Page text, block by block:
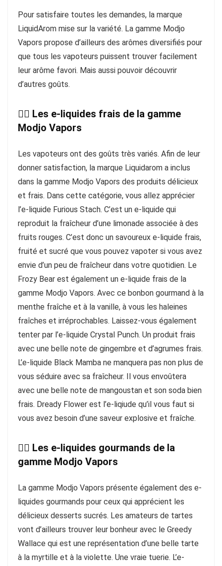
Pour satisfaire toutes les demandes, la marque
LiquidArom mise sur la variété. La gamme Modjo
Vapors propose d’ailleurs des arômes diversifiés pour
que tous les vapoteurs puissent trouver facilement
leur arôme favori. Mais aussi pouvoir découvrir
d’autres goûts.
👉🏻 Les e-liquides frais de la gamme
Modjo Vapors
Les vapoteurs ont des goûts très variés. Afin de leur
donner satisfaction, la marque Liquidarom a inclus
dans la gamme Modjo Vapors des produits délicieux
et frais. Dans cette catégorie, vous allez apprécier
l’e-liquide Furious Stach. C’est un e-liquide qui
reproduit la fraîcheur d’une limonade associée à des
fruits rouges. C’est donc un savoureux e-liquide frais,
fruité et sucré que vous pouvez vapoter si vous avez
envie d’un peu de fraîcheur dans votre quotidien. Le
Frozy Bear est également un e-liquide frais de la
gamme Modjo Vapors. Avec ce bonbon gourmand à la
menthe fraîche et à la vanille, à vous les haleines
fraîches et irréprochables. Laissez-vous également
tenter par l’e-liquide Crystal Punch. Un produit frais
avec une belle note de gingembre et d’agrumes frais.
L’e-liquide Black Mamba ne manquera pas non plus de
vous séduire avec sa fraîcheur. Il vous envoûtera
avec une belle note de mangoustan et son soda bien
frais. Dready Flower est l’e-liqiude qu’il vous faut si
vous avez besoin d’une saveur explosive et fraîche.
👉🏻 Les e-liquides gourmands de la
gamme Modjo Vapors
La gamme Modjo Vapors présente également des e-
liquides gourmands pour ceux qui apprécient les
délicieux desserts sucrés. Les amateurs de tartes
vont d’ailleurs trouver leur bonheur avec le Greedy
Wallace qui est une représentation d’une belle tarte
à la myrtille et à la violette. Une vraie tuerie. L’e-